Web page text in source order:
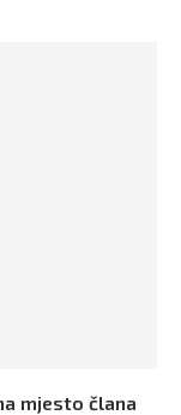
mjesto člana